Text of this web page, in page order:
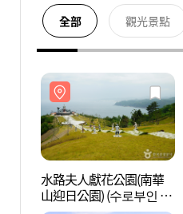
全部 觀光景點
水路夫人獻花公園(南華
山迎日公園) (수로부인 헌